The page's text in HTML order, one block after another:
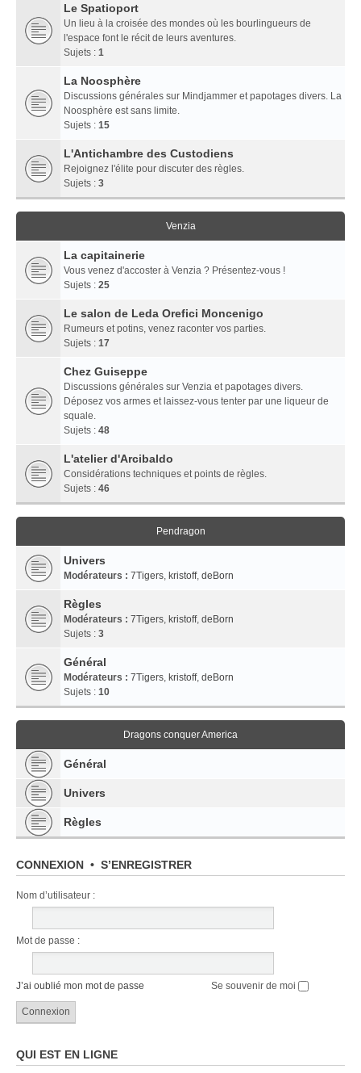
Le Spatioport
Un lieu à la croisée des mondes où les bourlingueurs de
l'espace font le récit de leurs aventures.
Sujets : 1
La Noosphère
Discussions générales sur Mindjammer et papotages divers. La
Noosphère est sans limite.
Sujets : 15
L'Antichambre des Custodiens
Rejoignez l'élite pour discuter des règles.
Sujets : 3
Venzia
La capitainerie
Vous venez d'accoster à Venzia ? Présentez-vous !
Sujets : 25
Le salon de Leda Orefici Moncenigo
Rumeurs et potins, venez raconter vos parties.
Sujets : 17
Chez Guiseppe
Discussions générales sur Venzia et papotages divers.
Déposez vos armes et laissez-vous tenter par une liqueur de
squale.
Sujets : 48
L'atelier d'Arcibaldo
Considérations techniques et points de règles.
Sujets : 46
Pendragon
Univers
Modérateurs : 7Tigers, kristoff, deBorn
Règles
Modérateurs : 7Tigers, kristoff, deBorn
Sujets : 3
Général
Modérateurs : 7Tigers, kristoff, deBorn
Sujets : 10
Dragons conquer America
Général
Univers
Règles
CONNEXION • S’ENREGISTRER
Nom d’utilisateur :
Mot de passe :
J’ai oublié mon mot de passe Se souvenir de moi
QUI EST EN LIGNE